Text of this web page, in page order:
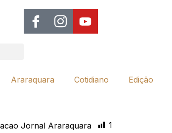
Araraquara Cotidiano Edição
Jornal Araraquara 1